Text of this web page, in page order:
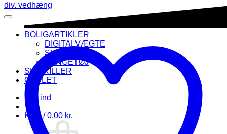
BOLIGARTIKLER
DIGITALVÆGTE
SKILTE
SENGETØJ
SKIBRILLER
OUTLET
Log ind
Kurv /0.00 kr.